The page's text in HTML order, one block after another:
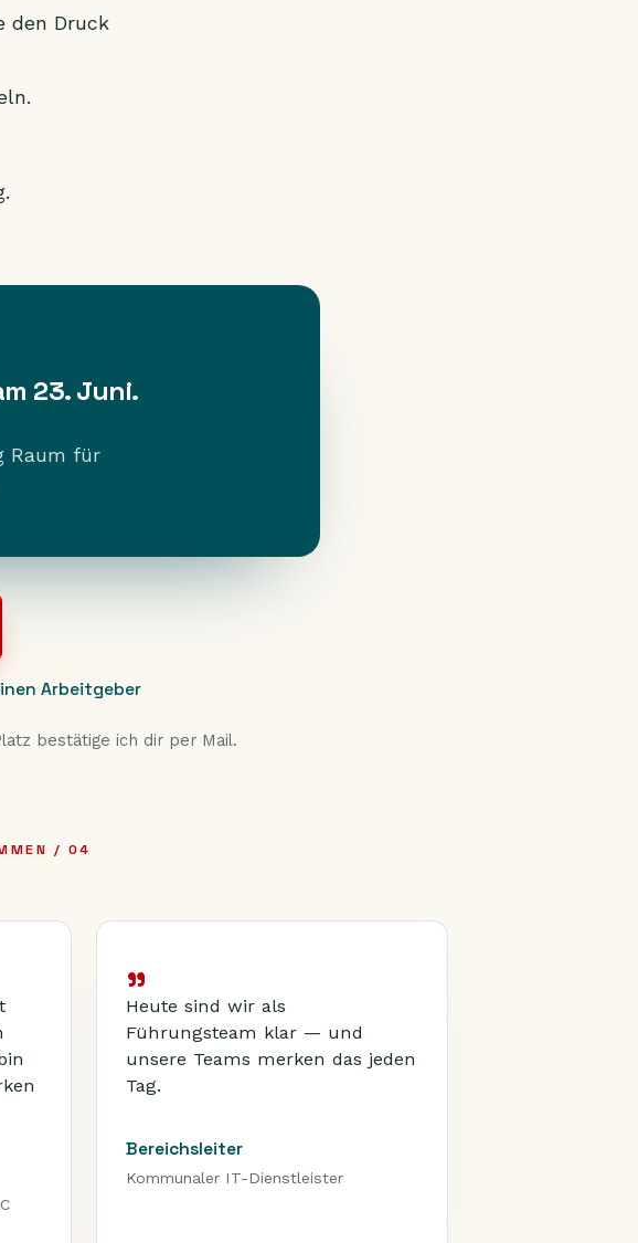
den Druck
23. Juni.
Raum für
Arbeitgeber
bestätige ich dir per Mail.
/ 04
„
Heute sind wir als
Führungsteam klar — und
unsere Teams merken das jeden
Tag.
Bereichsleiter
Kommunaler IT-Dienstleister